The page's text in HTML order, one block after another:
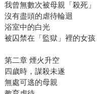
我曾無數次被母親「殺死」
沒有盡頭的虐待輪迴
浴室中的白光
被囚禁在「監獄」裡的女孩
第二章 煙火升空
四歲時，謀殺未遂
無處可逃的母親